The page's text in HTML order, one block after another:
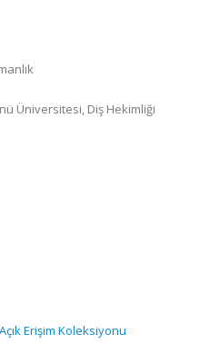
Üniversitesi, Diş Hekimliği
Erişim Koleksiyonu